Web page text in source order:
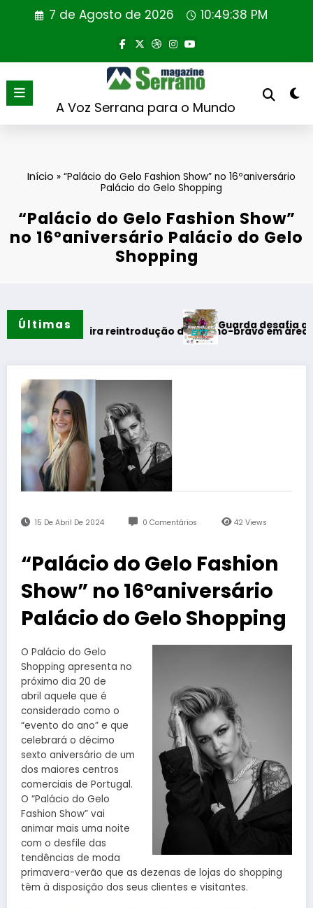
7 de Agosto de 2026 10:49:38 PM
A Voz Serrana para o Mundo
Início » “Palácio do Gelo Fashion Show” no 16ºaniversário
Palácio do Gelo Shopping
“Palácio do Gelo Fashion Show”
no 16ºaniversário Palácio do Gelo
Shopping
Últimasreintrodução de coelho-bravo em área rewilding
Guarda desafia amantes do
15 De Abril De 2024 0 Comentários 42Views
“Palácio do Gelo Fashion
Show” no 16ºaniversário
Palácio do Gelo Shopping
O Palácio do Gelo
Shopping apresenta no
próximo dia 20 de
abril aquele que é
considerado como o
“evento do ano” e que
celebrará o décimo
sexto aniversário de um
dos maiores centros
comerciais de Portugal.
O “Palácio do Gelo
Fashion Show” vai
animar mais uma noite
com o desfile das
tendências de moda
primavera-verão que as dezenas de lojas do shopping
têm à disposição dos seus clientes e visitantes.